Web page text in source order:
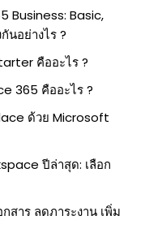
Business: Basic,
นอย่างไร ?
คืออะไร ?
365 คืออะไร ?
ด้วย Microsoft
ปีล่าสุด: เลือก
สาร ลดภาระงาน เพิ่ม